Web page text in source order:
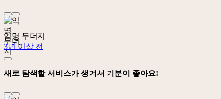
익명 두더지
3년 이상 전
새로 탐색할 서비스가 생겨서 기분이 좋아요!